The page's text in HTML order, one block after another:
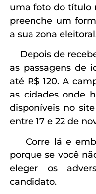
uma foto do título
preenche um
a sua zona
Depois de
as passagens de
até R$ 120. A
as cidades onde
disponíveis no
entre 17 e 22 de
Corre lá e
porque se você
eleger os
candidato.